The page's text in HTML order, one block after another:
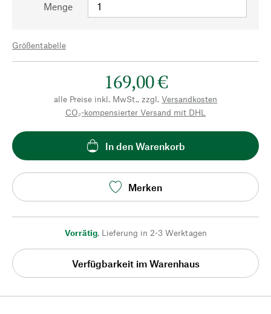
Menge
Größentabelle
169,00 €
alle Preise inkl. MwSt., zzgl. Versandkosten
CO₂-kompensierter Versand mit DHL
In den Warenkorb
Merken
Vorrätig, Lieferung in 2-3 Werktagen
Verfügbarkeit im Warenhaus